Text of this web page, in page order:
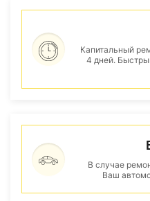
Капитальный
4 дней.
В случае
Ваш